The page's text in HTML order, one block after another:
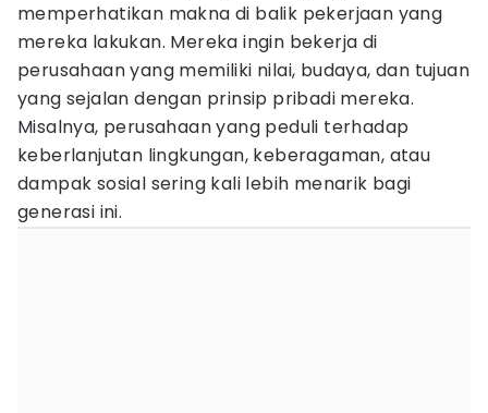
memperhatikan makna di balik pekerjaan yang
mereka lakukan. Mereka ingin bekerja di
perusahaan yang memiliki nilai, budaya, dan tujuan
yang sejalan dengan prinsip pribadi mereka.
Misalnya, perusahaan yang peduli terhadap
keberlanjutan lingkungan, keberagaman, atau
dampak sosial sering kali lebih menarik bagi
generasi ini.